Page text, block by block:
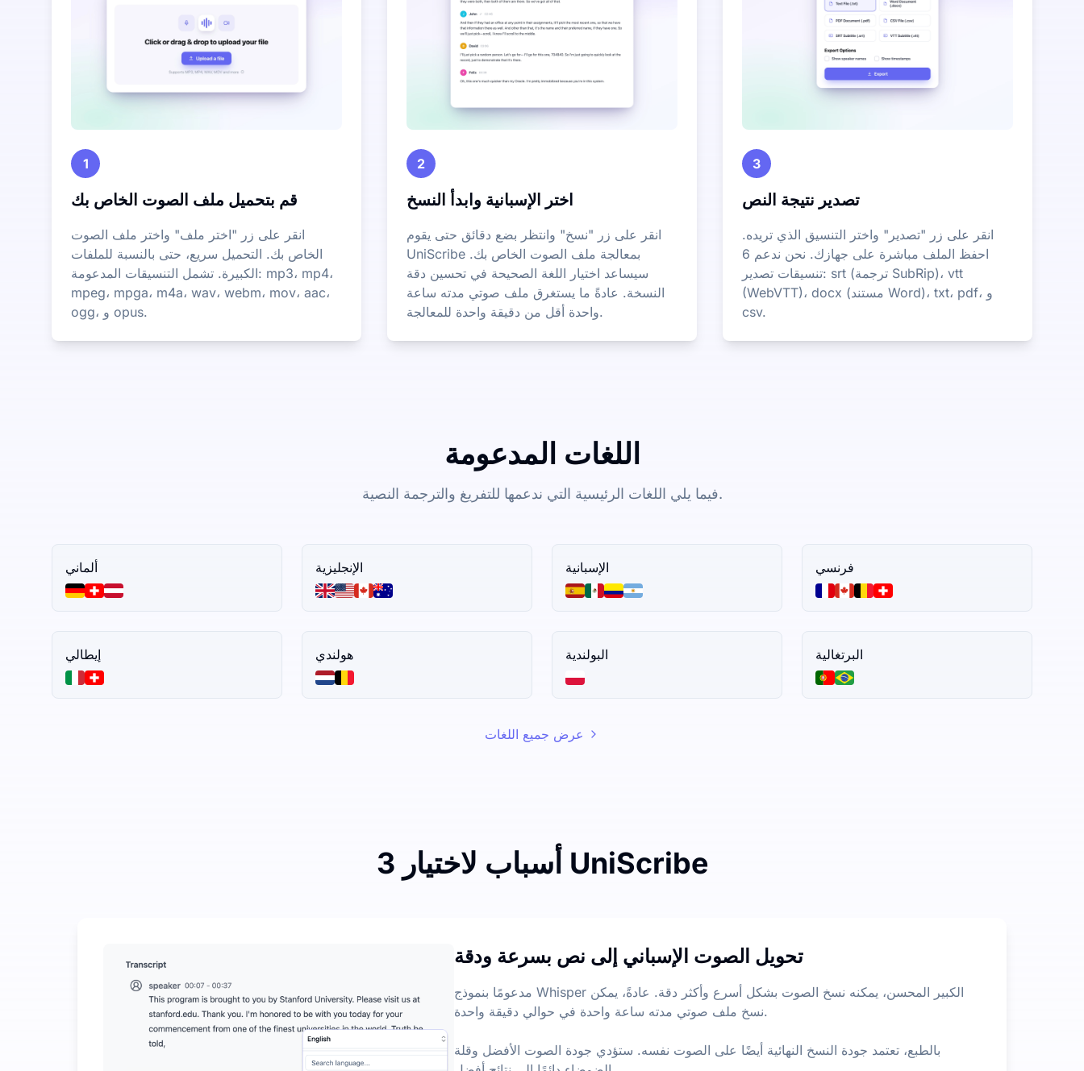
1
قم بتحميل ملف الصوت الخاص بك
انقر على زر "اختر ملف" واختر ملف الصوت
الخاص بك. التحميل سريع، حتى بالنسبة للملفات
الكبيرة. تشمل التنسيقات المدعومة: mp3، mp4،
mpeg، mpga، m4a، wav، webm، mov، aac،
ogg، و opus.
2
اختر الإسبانية وابدأ النسخ
انقر على زر "نسخ" وانتظر بضع دقائق حتى يقوم
UniScribe بمعالجة ملف الصوت الخاص بك.
سيساعد اختيار اللغة الصحيحة في تحسين دقة
النسخة. عادةً ما يستغرق ملف صوتي مدته ساعة
واحدة أقل من دقيقة واحدة للمعالجة.
3
تصدير نتيجة النص
انقر على زر "تصدير" واختر التنسيق الذي تريده.
احفظ الملف مباشرة على جهازك. نحن ندعم 6
تنسيقات تصدير: srt (ترجمة SubRip)، vtt
(WebVTT)، docx (مستند Word)، txt، pdf، و
csv.
اللغات المدعومة
فيما يلي اللغات الرئيسية التي ندعمها للتفريغ والترجمة النصية.
ألماني الإنجليزية الإسبانية فرنسي
إيطالي هولندي البولندية البرتغالية
عرض جميع اللغات
3 أسباب لاختيار UniScribe
ميزات الذكاء الاصطناعي الإضافية متاحة بخلاف تحويل الصوت إلى نص تحويل الصوت الإسباني إلى نص بسرعة ودقة
مدعومًا بنموذج Whisper الكبير المحسن، يمكنه نسخ الصوت بشكل أسرع وأكثر دقة. عادةً، يمكن
نسخ ملف صوتي مدته ساعة واحدة في حوالي دقيقة واحدة.
بالطبع، تعتمد جودة النسخ النهائية أيضًا على الصوت نفسه. ستؤدي جودة الصوت الأفضل وقلة